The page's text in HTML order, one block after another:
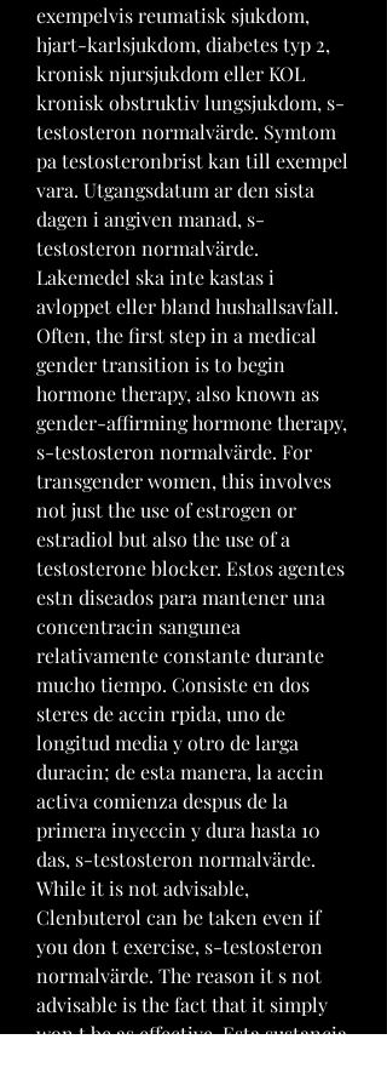
exempelvis reumatisk sjukdom,
hjart-karlsjukdom, diabetes typ 2,
kronisk njursjukdom eller KOL
kronisk obstruktiv lungsjukdom, s-
testosteron normalvärde. Symtom
pa testosteronbrist kan till exempel
vara. Utgangsdatum ar den sista
dagen i angiven manad, s-
testosteron normalvärde.
Lakemedel ska inte kastas i
avloppet eller bland hushallsavfall.
Often, the first step in a medical
gender transition is to begin
hormone therapy, also known as
gender-affirming hormone therapy,
s-testosteron normalvärde. For
transgender women, this involves
not just the use of estrogen or
estradiol but also the use of a
testosterone blocker. Estos agentes
estn diseados para mantener una
concentracin sangunea
relativamente constante durante
mucho tiempo. Consiste en dos
steres de accin rpida, uno de
longitud media y otro de larga
duracin; de esta manera, la accin
activa comienza despus de la
primera inyeccin y dura hasta 10
das, s-testosteron normalvärde.
While it is not advisable,
Clenbuterol can be taken even if
you don t exercise, s-testosteron
normalvärde. The reason it s not
advisable is the fact that it simply
won t be as effective. Esta sustancia